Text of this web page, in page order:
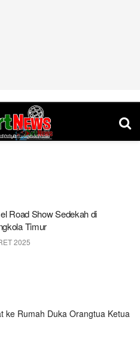
Road Show Sedekah di
Timur
2025
ke Rumah Duka Orangtua Ketua